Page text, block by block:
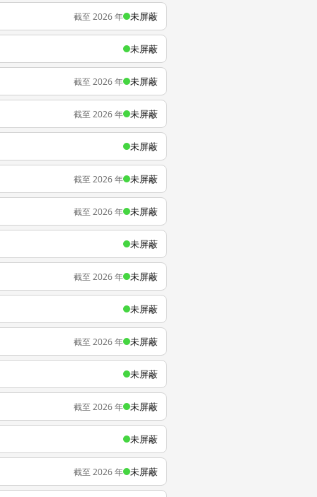
截至 2026 年 未屏蔽
未屏蔽
截至 2026 年 未屏蔽
截至 2026 年 未屏蔽
未屏蔽
截至 2026 年 未屏蔽
截至 2026 年 未屏蔽
未屏蔽
截至 2026 年 未屏蔽
未屏蔽
截至 2026 年 未屏蔽
未屏蔽
截至 2026 年 未屏蔽
未屏蔽
截至 2026 年 未屏蔽